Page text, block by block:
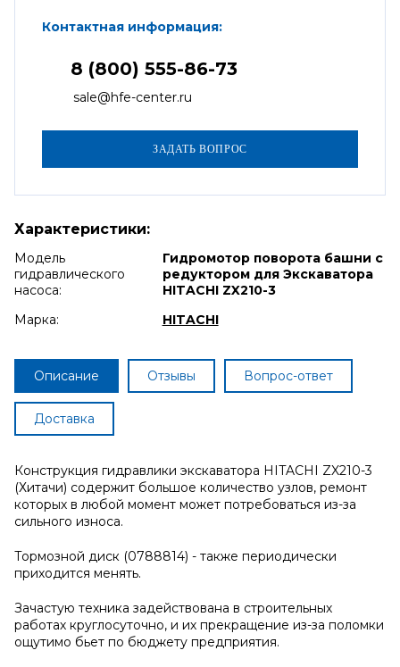
Контактная информация:
8 (800) 555-86-73
sale@hfe-center.ru
Характеристики:
Модель
гидравлического
насоса:
Гидромотор поворота башни с
редуктором для Экскаватора
HITACHI ZX210-3
Марка:
HITACHI
Описание Отзывы Вопрос-ответ
Доставка
Конструкция гидравлики экскаватора HITACHI ZX210-3
(Хитачи) содержит большое количество узлов, ремонт
которых в любой момент может потребоваться из-за
сильного износа.
Тормозной диск (0788814) - также периодически
приходится менять.
Зачастую техника задействована в строительных
работах круглосуточно, и их прекращение из-за поломки
ощутимо бьет по бюджету предприятия.